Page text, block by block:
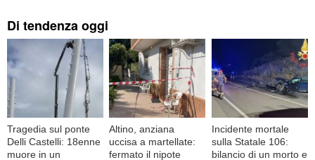
Di tendenza oggi
Tragedia sul ponte
Delli Castelli: 18enne
muore in un
Altino, anziana
uccisa a martellate:
fermato il nipote
Incidente mortale
sulla Statale 106:
bilancio di un morto e